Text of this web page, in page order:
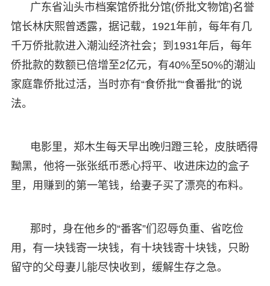
广东省汕头市档案馆侨批分馆(侨批文物馆)名誉
馆长林庆熙曾透露，据记载，1921年前，每年有几
千万侨批款进入潮汕经济社会；到1931年后，每年
侨批款的数额已倍增至2亿元，有40%至50%的潮汕
家庭靠侨批过活，当时亦有“食侨批”“食番批”的说
法。
电影里，郑木生每天早出晚归蹬三轮，皮肤晒得
黝黑，他将一张张纸币悉心捋平、收进床边的盒子
里，用赚到的第一笔钱，给妻子买了漂亮的布料。
那时，身在他乡的“番客”们忍辱负重、省吃俭
用，有一块钱寄一块钱，有十块钱寄十块钱，只盼
留守的父母妻儿能尽快收到，缓解生存之急。